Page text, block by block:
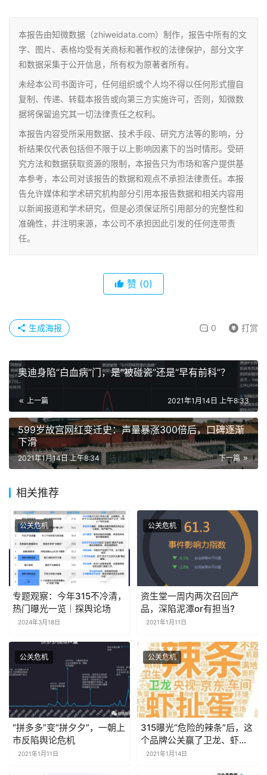
本报告由知微数据（zhiweidata.com）制作，报告中所有的文
字、图片、表格均受有关商标和著作权的法律保护，部分文字
和数据采集于公开信息，所有权为原著者所有。
未经本公司书面许可，任何组织或个人均不得以任何形式擅自
复制、传递、转载本报告或向第三方实施许可，否则，知微数
据将保留追究其一切法律责任之权利。
本报告内容受所采用数据、技术手段、研究方法等的影响，分
析结果仅代表包括但不限于以上影响因素下的当时情形。受研
究方法和数据获取资源的限制，本报告只为市场和客户提供基
本参考，本公司对该报告的数据和观点不承担法律责任。本报
告允许媒体和学术研究机构部分引用本报告数据和相关内容用
以新闻报道和学术研究，但是必须保证所引用部分的完整性和
准确性，并注明来源，本公司不承担因此引发的任何连带责
任。
赞 (0)
0 打赏
生成海报
奥迪身陷“白血病”门，是“被碰瓷”还是“早有前科”？
上一篇 2021年1月14日 上午8:33
599岁故宫网红变迁史：声量暴涨300倍后，口碑逐渐
下滑
下一篇
2021年1月14日 上午8:34
相关推荐
公关危机
专题观察：今年315不冷清，
热门曝光一览｜探舆论场
2024年3月18日
公关危机
资生堂一周内两次召回产
品，深陷泥潭or有担当?
2021年1月11日
公关危机
“拼多多”变“拼夕夕”，一朝上
市反陷舆论危机
2021年1月11日
公关危机
315曝光“危险的辣条”后，这
个品牌公关赢了卫龙、虾扯
蛋2021年1月14日